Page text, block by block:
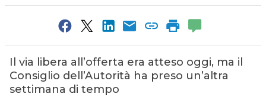
Il via libera all’offerta era atteso oggi, ma il
Consiglio dell’Autorità ha preso un’altra
settimana di tempo